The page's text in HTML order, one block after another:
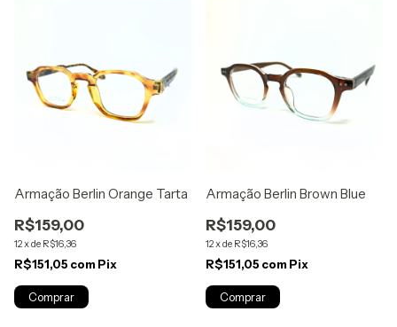
Armação Berlin Orange Tarta
R$159,00
12 xde R$16,36
R$151,05 com Pix
Armação Berlin Brown Blue
R$159,00
12 xde R$16,36
R$151,05 com Pix